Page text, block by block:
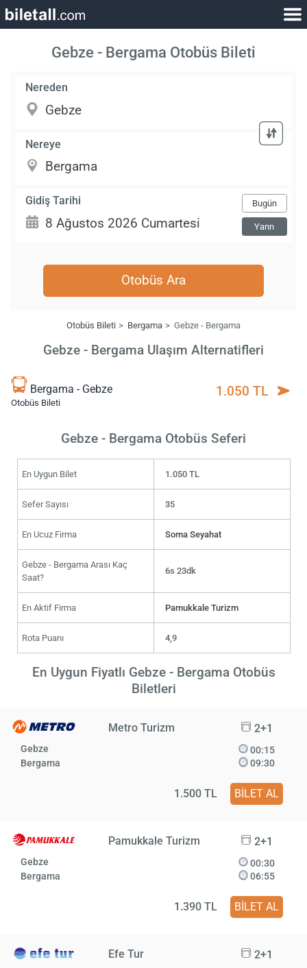
Gebze - Bergama Otobüs Bileti
Nereden
Nereye
Gidiş Tarihi Bugün
Yarın
Otobüs Ara
Otobüs Bileti Bergama Gebze - Bergama
Gebze - Bergama Ulaşım Alternatifleri
Bergama - Gebze
Otobüs Bileti
1.050 TL
Gebze - Bergama Otobüs Seferi
En Uygun Bilet 1.050 TL
Sefer Sayısı 35
En Ucuz Firma Soma Seyahat
Gebze - Bergama Arası Kaç
Saat?
6s 23dk
En Aktif Firma Pamukkale Turizm
Rota Puanı 4,9
En Uygun Fiyatlı Gebze - Bergama Otobüs
Biletleri
Metro Turizm 2+1
Gebze
Bergama
00:15
09:30
1.500 TL BİLET AL
Pamukkale Turizm 2+1
Gebze
Bergama
00:30
06:55
1.390 TL BİLET AL
Efe Tur 2+1